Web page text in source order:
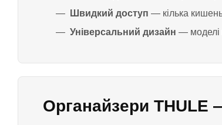
Швидкий доступ — кілька
Універсальний дизайн — моделі
Органайзери THULE